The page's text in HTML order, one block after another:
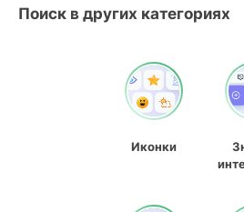
Поиск в других категориях
Иконки